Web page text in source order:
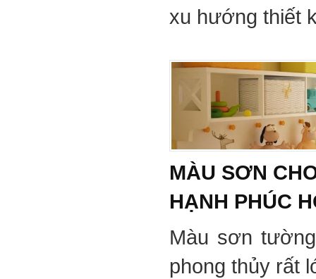
xu hướng thiết
MÀU SƠN
HẠNH PHÚC
Màu sơn
phong thủy rất